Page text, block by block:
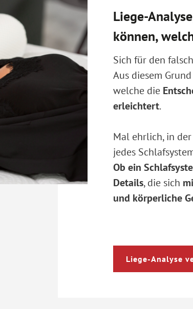
Liege-
können,
Sich für den
Aus diesem
welche die
erleichtert.
Mal ehrlich, in
jedes
Ob ein
Details, die sich
und körperliche
Liege-Analyse